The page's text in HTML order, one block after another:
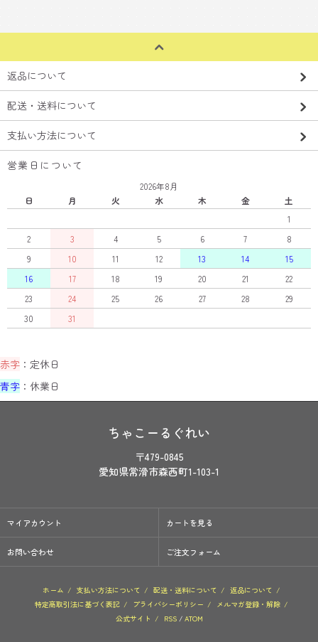
返品について
配送・送料について
支払い方法について
営業日について
2026年8月
日
月 火 水 木 金
土
1
2
3 4 5 6 7
8
9
10 11 12 13 14
15
16
17 18 19 20 21
22
23
24 25 26 27 28
29
30
31
赤字 ：定休日
青字 ：休業日
ちゃこーるぐれい
〒479-0845
愛知県常滑市森西町1-103-1
マイアカウント カートを見る
お問い合わせ ご注文フォーム
ホーム / 支払い方法について / 配送・送料について / 返品について /
特定商取引法に基づく表記 / プライバシーポリシー / メルマガ登録・解除 /
公式サイト / RSS/ ATOM